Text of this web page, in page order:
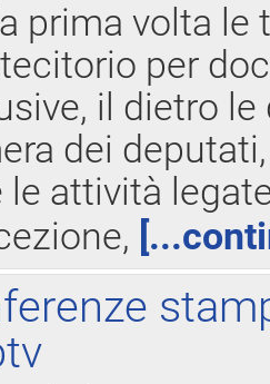
prima volta le
per
il dietro
dei
attività